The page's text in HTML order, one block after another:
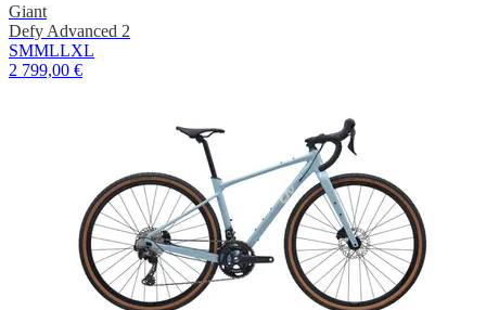
Giant
Defy Advanced 2
SMMLLXL
2 799,00 €